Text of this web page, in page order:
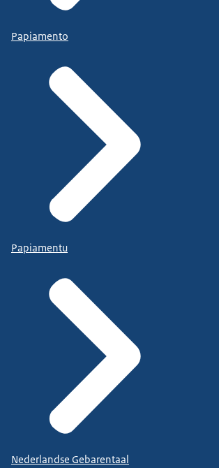
Papiamento
Papiamentu
Nederlandse Gebarentaal